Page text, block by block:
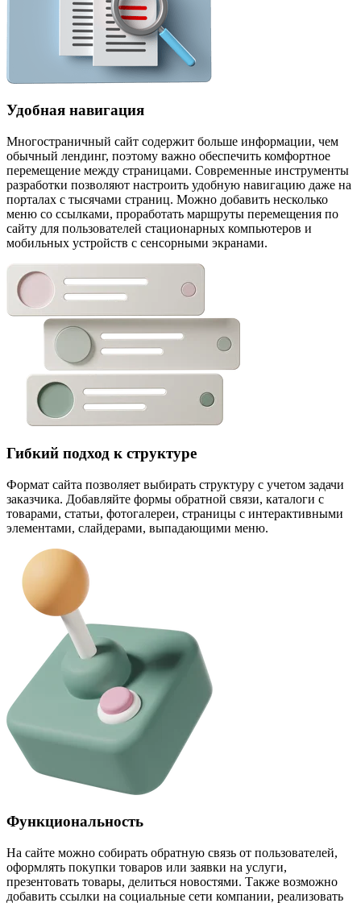
Удобная навигация
Многостраничный сайт содержит больше информации, чем
обычный лендинг, поэтому важно обеспечить комфортное
перемещение между страницами. Современные инструменты
разработки позволяют настроить удобную навигацию даже на
порталах с тысячами страниц. Можно добавить несколько
меню со ссылками, проработать маршруты перемещения по
сайту для пользователей стационарных компьютеров и
мобильных устройств с сенсорными экранами.
Гибкий подход к структуре
Формат сайта позволяет выбирать структуру с учетом задачи
заказчика. Добавляйте формы обратной связи, каталоги с
товарами, статьи, фотогалереи, страницы с интерактивными
элементами, слайдерами, выпадающими меню.
Функциональность
На сайте можно собирать обратную связь от пользователей,
оформлять покупки товаров или заявки на услуги,
презентовать товары, делиться новостями. Также возможно
добавить ссылки на социальные сети компании, реализовать